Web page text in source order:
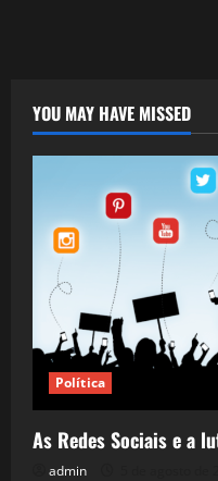
YOU MAY HAVE MISSED
Política
As Redes Sociais e a
admin